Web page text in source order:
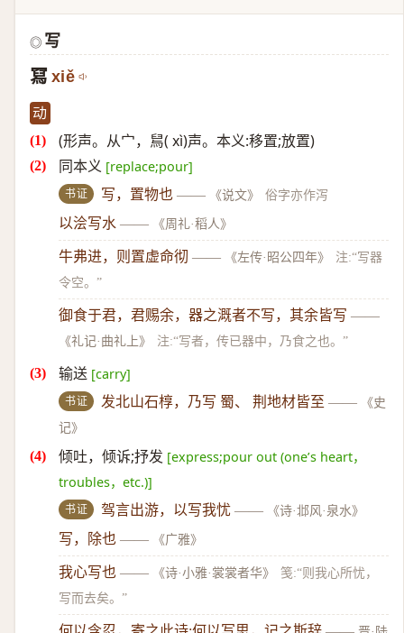
◎ 写
冩 xiě
动
(形声。从宀，舃( xì)声。本义:移置;放置)
同本义 [replace;pour]
书证 写，置物也 —— 《说文》 俗字亦作泻
以浍写水 —— 《周礼·稻人》
牛弗进，则置虚命彻 —— 《左传·昭公四年》
注:“写器
令空。”
御食于君，君赐余，器之溉者不写，其余皆写 ——
《礼记·曲礼上》 注:“写者，传已器中，乃食之也。”
输送 [carry]
书证 发北山石椁，乃写 蜀、 荆地材皆至 ——
《史
记》
倾吐，倾诉;抒发 [express;pour out (one’s heart，
troubles，etc.)]
书证 驾言出游，以写我忧 —— 《诗·邶风·泉水》
写，除也 —— 《广雅》
我心写也 —— 《诗·小雅·裳裳者华》
笺:“则我心所忧，
写而去矣。”